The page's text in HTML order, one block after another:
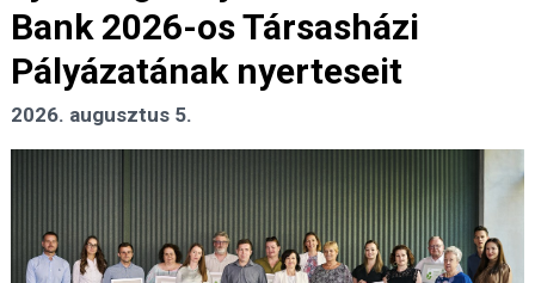
Bank 2026-os Társasházi
Pályázatának nyerteseit
2026. augusztus 5.